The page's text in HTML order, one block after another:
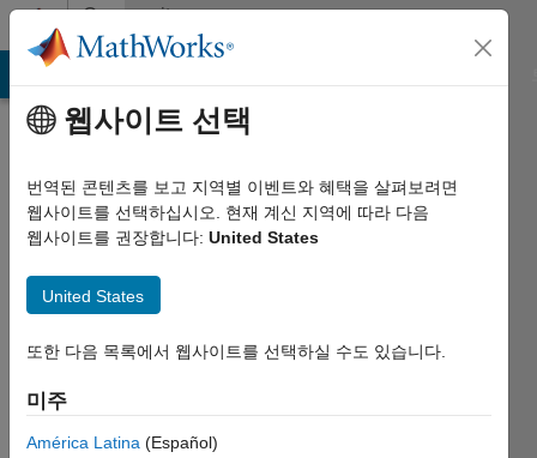
콘텐츠로 바로 가기
Community
Profile
Guillaume
Talbot
Last
6개월 전
2021년부터
웹사이트 선택
번역된 콘텐츠를 보고 지역별 이벤트와 혜택을 살펴보려면
웹사이트를 선택하십시오. 현재 계신 지역에 따라 다음
웹사이트를 권장합니다: United States
United States
또한 다음 목록에서 웹사이트를 선택하실 수도 있습니다.
미주
América Latina (Español)